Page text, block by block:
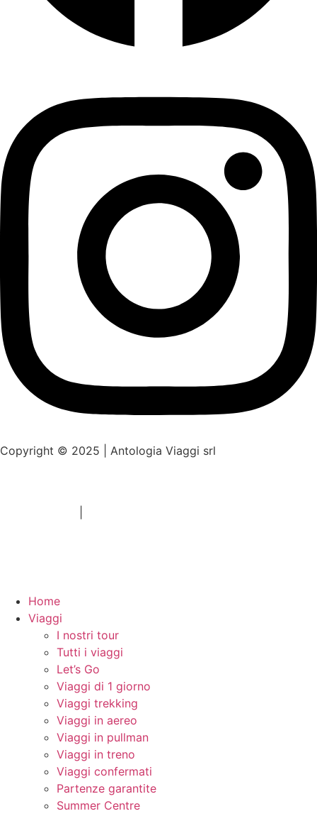
Copyright © 2025 | Antologia Viaggi srl
Home
Viaggi
I nostri tour
Tutti i viaggi
Let’s Go
Viaggi di 1 giorno
Viaggi trekking
Viaggi in aereo
Viaggi in pullman
Viaggi in treno
Viaggi confermati
Partenze garantite
Summer Centre